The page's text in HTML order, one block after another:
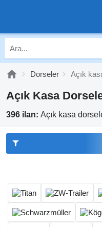
Dorseler Açık
Açık Kasa
396 ilan: Açık kasa